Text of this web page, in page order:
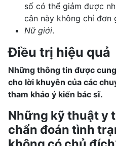
số có thể giảm được
cân này không chỉ đơn
Nữ giới.
Điều trị hiệu quả
Những thông tin được
cho lời khuyên của các
tham khảo ý kiến bác sĩ.
Những kỹ thuật y
chẩn đoán tình